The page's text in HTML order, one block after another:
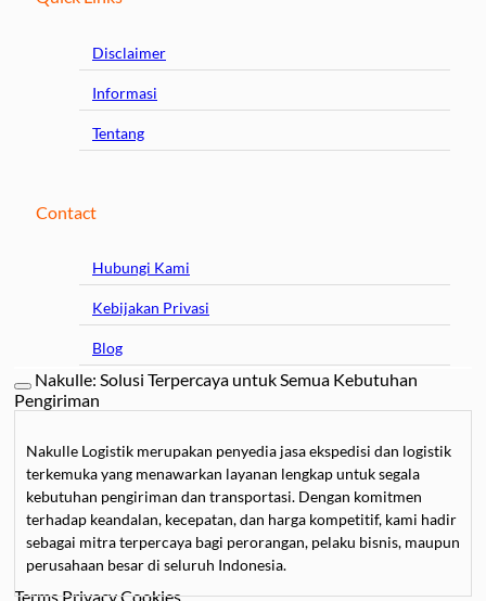
Disclaimer
Informasi
Tentang
Contact
Hubungi Kami
Kebijakan Privasi
Blog
Nakulle: Solusi Terpercaya untuk Semua Kebutuhan
Pengiriman
Nakulle Logistik merupakan penyedia jasa ekspedisi dan logistik
terkemuka yang menawarkan layanan lengkap untuk segala
kebutuhan pengiriman dan transportasi. Dengan komitmen
terhadap keandalan, kecepatan, dan harga kompetitif, kami hadir
sebagai mitra terpercaya bagi perorangan, pelaku bisnis, maupun
perusahaan besar di seluruh Indonesia.
TermsPrivacyCookies